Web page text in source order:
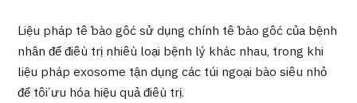
Nội dung nổi bật
Tin tức
Liệu pháp tế bào gốc sử dụng chính tế bào gốc của bệnh
nhân để điều trị nhiều loại bệnh lý khác nhau, trong khi
liệu pháp exosome tận dụng các túi ngoại bào siêu nhỏ
để tối ưu hóa hiệu quả điều trị.